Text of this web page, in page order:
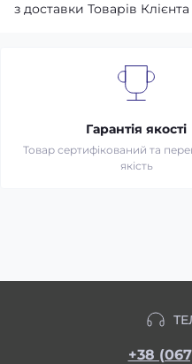
з доставки Товарів Клієнта
Гарантія якості
Товар сертифікований та
якість
+38